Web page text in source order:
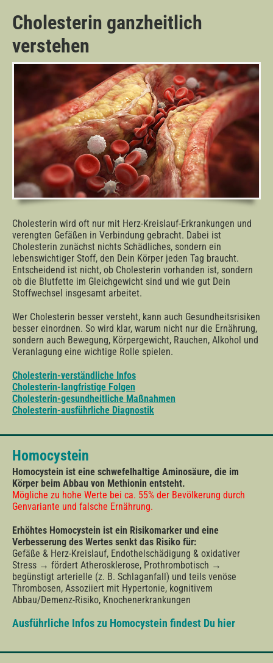
Cholesterin ganzheitlich
verstehen
Cholesterin wird oft nur mit Herz-Kreislauf-Erkrankungen und
verengten Gefäßen in Verbindung gebracht. Dabei ist
Cholesterin zunächst nichts Schädliches, sondern ein
lebenswichtiger Stoff, den Dein Körper jeden Tag braucht.
Entscheidend ist nicht, ob Cholesterin vorhanden ist, sondern
ob die Blutfette im Gleichgewicht sind und wie gut Dein
Stoffwechsel insgesamt arbeitet.
Wer Cholesterin besser versteht, kann auch Gesundheitsrisiken
besser einordnen. So wird klar, warum nicht nur die Ernährung,
sondern auch Bewegung, Körpergewicht, Rauchen, Alkohol und
Veranlagung eine wichtige Rolle spielen.
Cholesterin-verständliche Infos
Cholesterin-langfristige Folgen
Cholesterin-gesundheitliche Maßnahmen
Cholesterin-ausführliche Diagnostik
Homocystein
Homocystein ist eine schwefelhaltige Aminosäure, die im
Körper beim Abbau von Methionin entsteht.
Mögliche zu hohe Werte bei ca. 55% der Bevölkerung durch
Genvariante und falsche Ernährung.
Erhöhtes Homocystein ist ein Risikomarker und eine
Verbesserung des Wertes senkt das Risiko für:
Gefäße & Herz-Kreislauf, Endothelschädigung & oxidativer
Stress → fördert Atherosklerose, Prothrombotisch →
begünstigt arterielle (z. B. Schlaganfall) und teils venöse
Thrombosen, Assoziiert mit Hypertonie, kognitivem
Abbau/Demenz-Risiko, Knochenerkrankungen
Ausführliche Infos zu Homocystein findest Du hier